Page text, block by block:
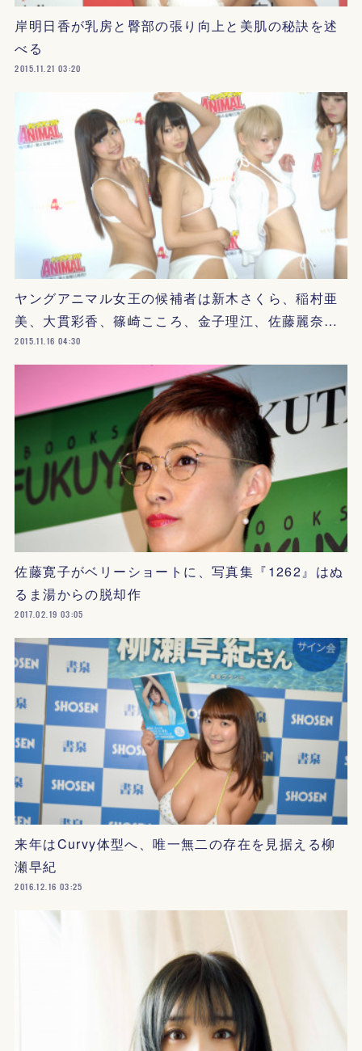
岸明日香が乳房と臀部の張り向上と美肌の秘訣を述
べる
2015.11.21 03:20
ヤングアニマル女王の候補者は新木さくら、稲村亜
美、大貫彩香、篠崎こころ、金子理江、佐藤麗奈…
2015.11.16 04:30
佐藤寛子がベリーショートに、写真集『1262』はぬ
るま湯からの脱却作
2017.02.19 03:05
来年はCurvy体型へ、唯一無二の存在を見据える柳
瀬早紀
2016.12.16 03:25